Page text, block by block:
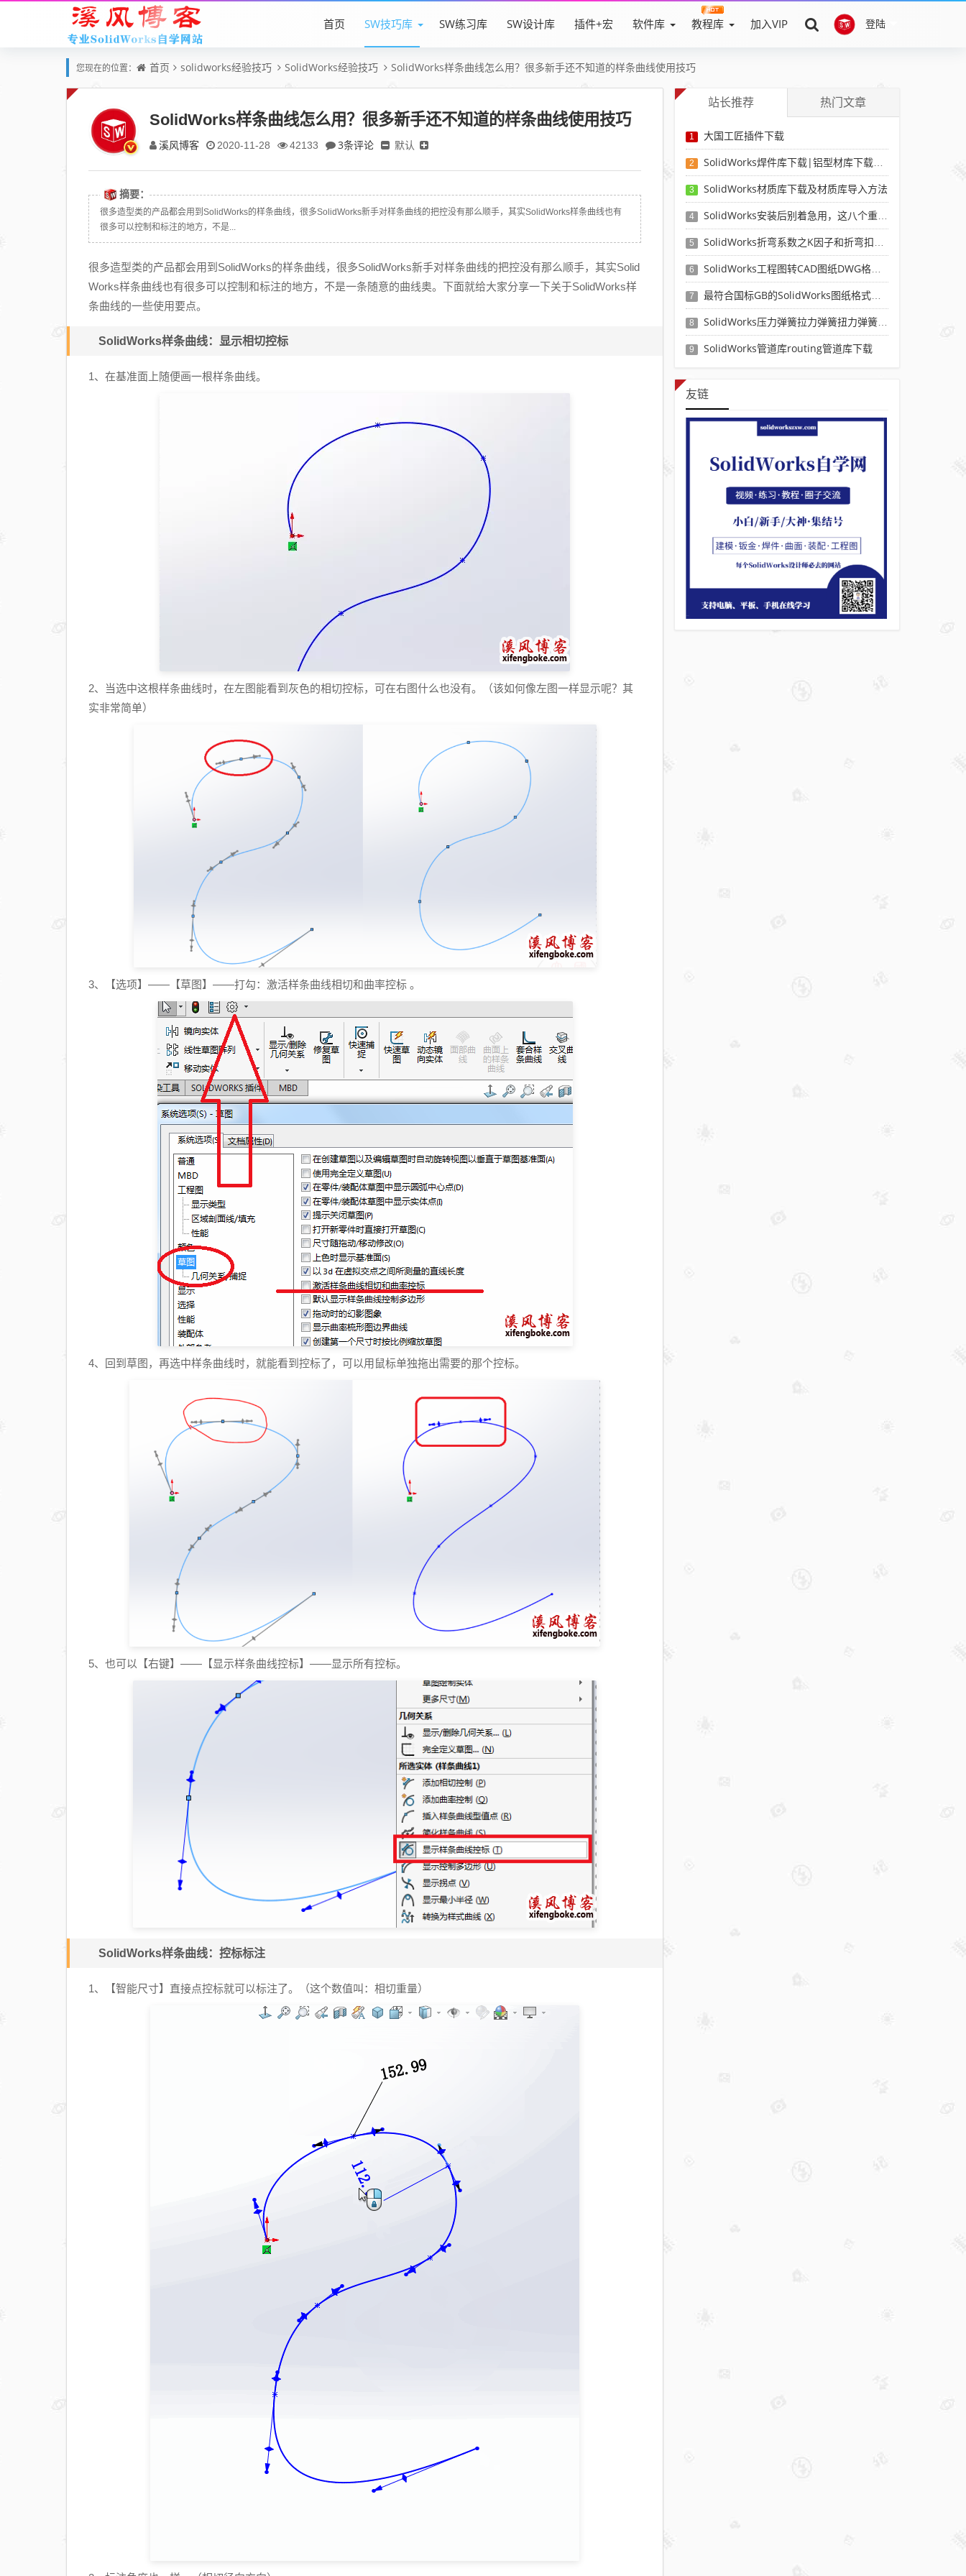
登陆
首页 SW技巧库 SW练习库 SW设计库 插件+宏 软件库 教程库 加入VIP
您现在的位置： 首页 solidworks经验技巧 SolidWorks经验技巧 SolidWorks样条曲线怎么用？很多新手还不知道的样条曲线使用技巧
SolidWorks样条曲线怎么用？很多新手还不知道的样条曲线使用技巧
溪风博客 2020-11-28 42133 3条评论 默认
摘要：
很多造型类的产品都会用到SolidWorks的样条曲线，很多SolidWorks新手对样条曲线的把控没有那么顺手，其实SolidWorks样条曲线也有
很多可以控制和标注的地方，不是...
很多造型类的产品都会用到SolidWorks的样条曲线，很多SolidWorks新手对样条曲线的把控没有那么顺手，其实Solid
Works样条曲线也有很多可以控制和标注的地方，不是一条随意的曲线奥。下面就给大家分享一下关于SolidWorks样
条曲线的一些使用要点。
SolidWorks样条曲线：显示相切控标
1、在基准面上随便画一根样条曲线。
2、当选中这根样条曲线时，在左图能看到灰色的相切控标，可在右图什么也没有。（该如何像左图一样显示呢？其
实非常简单）
3、【选项】——【草图】——打勾：激活样条曲线相切和曲率控标 。
4、回到草图，再选中样条曲线时，就能看到控标了，可以用鼠标单独拖出需要的那个控标。
5、也可以【右键】——【显示样条曲线控标】——显示所有控标。
SolidWorks样条曲线：控标标注
1、【智能尺寸】直接点控标就可以标注了。（这个数值叫：相切重量）
站长推荐 热门文章
1 大国工匠插件下载
2 SolidWorks焊件库下载|铝型材库下载|附sw焊件库添加配置使用教程
3 SolidWorks材质库下载及材质库导入方法
4 SolidWorks安装后别着急用，这八个重要SolidWorks设置可以提高你的画图效率
5 SolidWorks折弯系数之K因子和折弯扣除表-溪风推荐
6 SolidWorks工程图转CAD图纸DWG格式映射文件无乱码可分层-溪风亲测推荐
7 最符合国标GB的SolidWorks图纸格式和图纸模板下载-溪风专用版
8 SolidWorks压力弹簧拉力弹簧扭力弹簧涡卷弹簧自动生成宏程序下载
9 SolidWorks管道库routing管道库下载
友链